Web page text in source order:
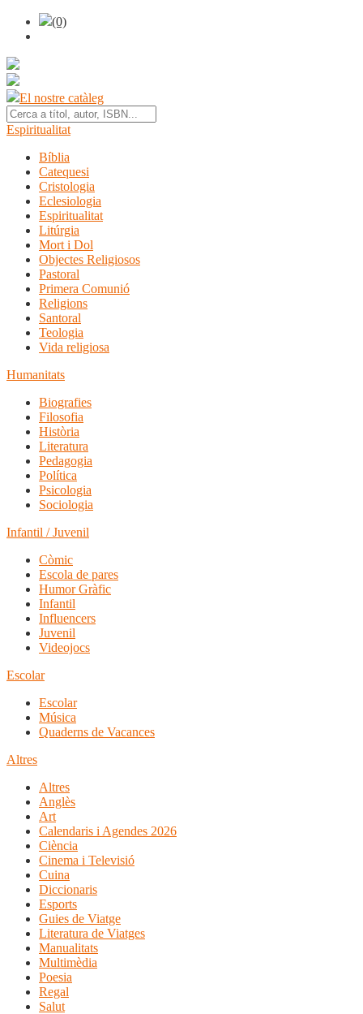
(0)
El nostre catàleg
Espiritualitat
Bíblia
Catequesi
Cristologia
Eclesiologia
Espiritualitat
Litúrgia
Mort i Dol
Objectes Religiosos
Pastoral
Primera Comunió
Religions
Santoral
Teologia
Vida religiosa
Humanitats
Biografies
Filosofia
Història
Literatura
Pedagogia
Política
Psicologia
Sociologia
Infantil / Juvenil
Còmic
Escola de pares
Humor Gràfic
Infantil
Influencers
Juvenil
Videojocs
Escolar
Escolar
Música
Quaderns de Vacances
Altres
Altres
Anglès
Art
Calendaris i Agendes 2026
Ciència
Cinema i Televisió
Cuina
Diccionaris
Esports
Guies de Viatge
Literatura de Viatges
Manualitats
Multimèdia
Poesia
Regal
Salut